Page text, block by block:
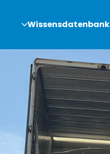
Wissensdatenbank